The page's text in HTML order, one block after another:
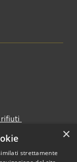
rifiuti
×
strettamente